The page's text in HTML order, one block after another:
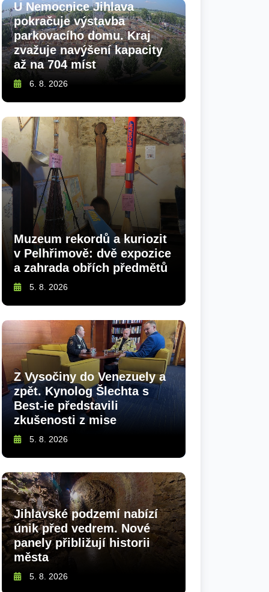
U Nemocnice Jihlava
pokračuje výstavba
parkovacího domu. Kraj
zvažuje navýšení kapacity
až na 704 míst
6. 8. 2026
Muzeum rekordů a kuriozit
v Pelhřimově: dvě expozice
a zahrada obřích předmětů
5. 8. 2026
Z Vysočiny do Venezuely a
zpět. Kynolog Šlechta s
Best-ie představili
zkušenosti z mise
5. 8. 2026
Jihlavské podzemí nabízí
únik před vedrem. Nové
panely přibližují historii
města
5. 8. 2026